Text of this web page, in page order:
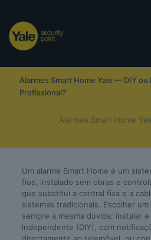
Alarmes Smart Home Yale — DIY
Profissional?
Alarmes Smart Home
Um alarme Smart Home é um
fios, instalado sem obras e
que substitui a central fixa e a
sistemas tradicionais. Escolher um
sempre a mesma dúvida: instalar
independente (DIY), com